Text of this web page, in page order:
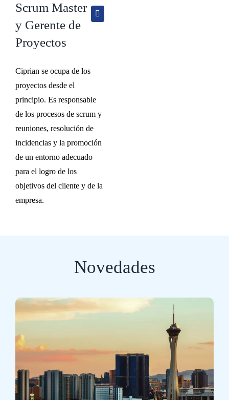
Scrum Master
y Gerente de
Proyectos
Ciprian se ocupa de los
proyectos desde el
principio. Es responsable
de los procesos de scrum y
reuniones, resolución de
incidencias y la promoción
de un entorno adecuado
para el logro de los
objetivos del cliente y de la
empresa.
Novedades